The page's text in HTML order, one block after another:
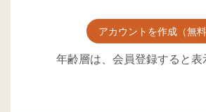
アカウントを作成（無料
年齢層は、会員登録すると表